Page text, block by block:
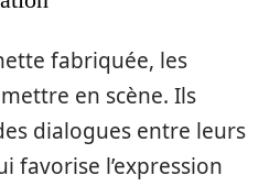
fabriquée, les
en scène. Ils
dialogues entre leurs
favorise l’expression